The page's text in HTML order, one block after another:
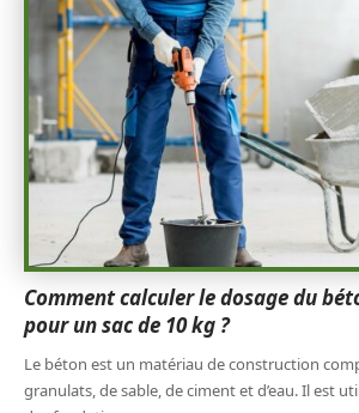
Comment calculer le dosage du
pour un sac de 10 kg ?
Le béton est un matériau de construction
granulats, de sable, de ciment et d’eau. Il est